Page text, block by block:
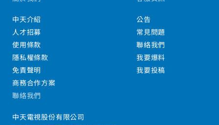
中天介紹
人才招募
使用條款
隱私權條款
免責聲明
商務合作方案
公告
常見問題
聯絡我們
我要爆料
我要投稿
聯絡我們
中天電視股份有限公司